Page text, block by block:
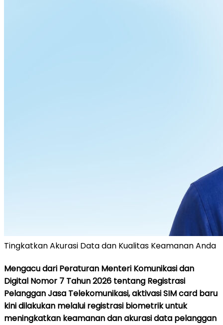
Tingkatkan Akurasi Data dan Kualitas Keamanan Anda
Mengacu dari Peraturan Menteri Komunikasi dan
Digital Nomor 7 Tahun 2026 tentang Registrasi
Pelanggan Jasa Telekomunikasi, aktivasi SIM card baru
kini dilakukan melalui registrasi biometrik untuk
meningkatkan keamanan dan akurasi data pelanggan